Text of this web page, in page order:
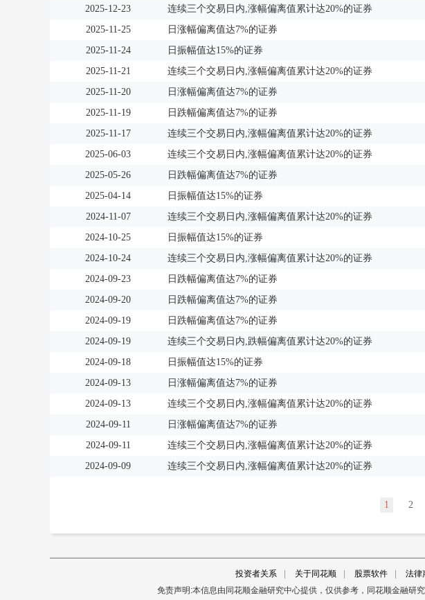
2025-12-23
连续三个交易日内,涨幅偏离值累计达20%的证券
2025-11-25
日涨幅偏离值达7%的证券
2025-11-24
日振幅值达15%的证券
2025-11-21
连续三个交易日内,涨幅偏离值累计达20%的证券
2025-11-20
日涨幅偏离值达7%的证券
2025-11-19
日跌幅偏离值达7%的证券
2025-11-17
连续三个交易日内,涨幅偏离值累计达20%的证券
2025-06-03
连续三个交易日内,涨幅偏离值累计达20%的证券
2025-05-26
日跌幅偏离值达7%的证券
2025-04-14
日振幅值达15%的证券
2024-11-07
连续三个交易日内,涨幅偏离值累计达20%的证券
2024-10-25
日振幅值达15%的证券
2024-10-24
连续三个交易日内,涨幅偏离值累计达20%的证券
2024-09-23
日跌幅偏离值达7%的证券
2024-09-20
日跌幅偏离值达7%的证券
2024-09-19
日跌幅偏离值达7%的证券
2024-09-19
连续三个交易日内,跌幅偏离值累计达20%的证券
2024-09-18
日振幅值达15%的证券
2024-09-13
日涨幅偏离值达7%的证券
2024-09-13
连续三个交易日内,涨幅偏离值累计达20%的证券
2024-09-11
日涨幅偏离值达7%的证券
2024-09-11
连续三个交易日内,涨幅偏离值累计达20%的证券
2024-09-09
连续三个交易日内,涨幅偏离值累计达20%的证券
1 2
投资者关系 关于同花顺 股票软件 法律
免责声明:本信息由同花顺金融研究中心提供，仅供参考，同花顺金融研